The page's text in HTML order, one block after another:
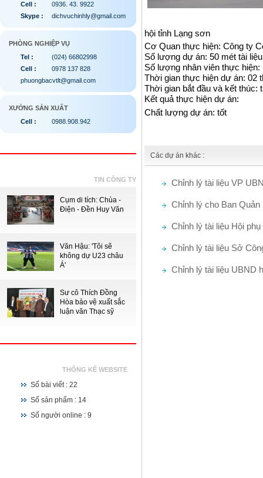
Cell :
0936. 43. 9922
Skype :
dichvuchinhly@gmail.com
PHÒNG NGHIỆP VỤ
Tel :
(024) 66802998
Cell :
0978 137 828
phuongbacvtlt@gmail.com
XƯỞNG SẢN XUẤT
Cell :
0988.908.942
TIN CÔNG TY
Cụm di tích: Chùa -
Điện - Đền Huy Văn
Văn Hậu: 'Tôi sẽ
không dự U23 châu
Á'
Sư cô Thích Đồng
Hòa bảo vệ xuất sắc
luận văn Thạc sỹ
THỐNG KÊ WEBSITE
Số bài viết : 22
Số sản phẩm : 14
Số người online : 9
hội tỉnh Lạng sơn
Cơ Quan thực hiện: Công ty
Số lượng dự án: 50 mét tài
Số lượng nhân viên thực
Thời gian thực hiện dự án: 02
Thời gian bắt đầu và kết thúc:
Kết quả thực hiện dự án:
Chất lượng dự án: tốt
Các dự án khác :
Chỉnh lý tài liệu VP
Chỉnh lý cho Ban
Chỉnh lý tài liệu Hội
Chỉnh lý tài liệu Sở
Chỉnh lý tài liệu UBND